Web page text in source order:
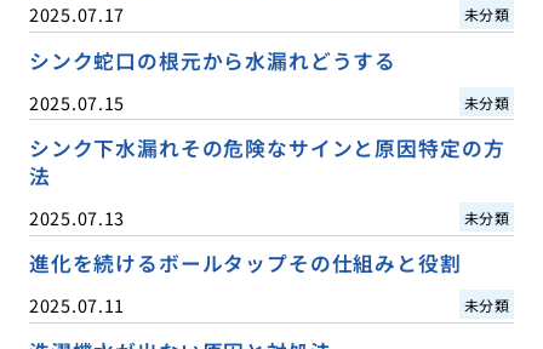
2025.07.17 未分類
シンク蛇口の根元から水漏れどうする
2025.07.15 未分類
シンク下水漏れその危険なサインと原因特定の方
法
2025.07.13 未分類
進化を続けるボールタップその仕組みと役割
2025.07.11 未分類